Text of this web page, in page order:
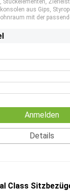
Stuckelementen,
aus Gips,
mit der
Anmelden
Details
Class